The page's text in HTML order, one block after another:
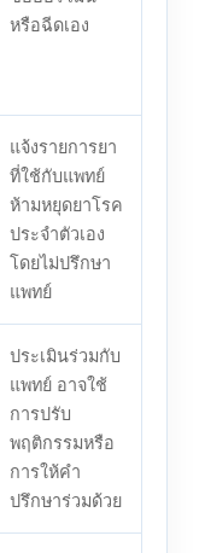
หรือฉีดเอง
แจ้งรายการยา
ที่ใช้กับแพทย์
ห้ามหยุดยาโรค
ประจำตัวเอง
โดยไม่ปรึกษา
แพทย์
ประเมินร่วมกับ
แพทย์ อาจใช้
การปรับ
พฤติกรรมหรือ
การให้คำ
ปรึกษาร่วมด้วย